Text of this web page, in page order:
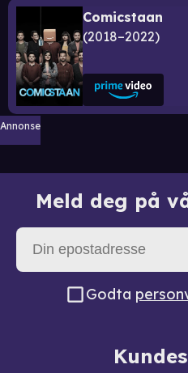
Comicstaan
2018–2022
Annonse
Meld deg på
Godta